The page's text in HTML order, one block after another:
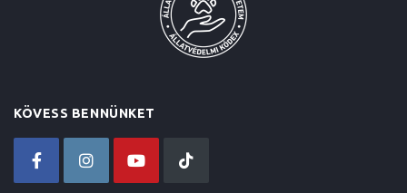
KÖVESS BENNÜNKET